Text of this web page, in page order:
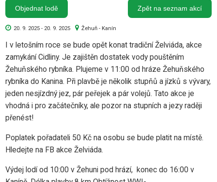
Zpět na seznam akcí
Objednat lodě
20. 9. 2025 - 20. 9. 2025 Žehuň - Kanín
I v letošním roce se bude opět konat tradiční Želviáda, akce
zamykání Cidliny. Je zajištěn dostatek vody pouštěním
Žehuňského rybníka. Plujeme v 11:00 od hráze Žehuňského
rybníka do Kanina. Při plavbě je několik stupňů a jízků s vývary,
jeden nesjízdný jez, pár peřejek a pár volejů. Tato akce je
vhodná i pro začátečníky, ale pozor na stupních a jezy raději
přenést!
Poplatek pořadateli 50 Kč na osobu se bude platit na místě.
Hledejte na FB akce Želviáda.
Výdej lodí od 10:00 v Žehuni pod hrází, konec do 16:00 v